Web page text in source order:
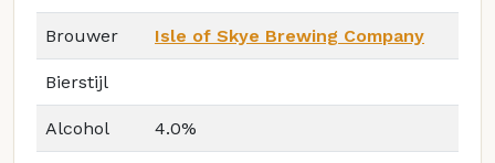
Brouwer Isle of Skye Brewing Company
Bierstijl
Alcohol 4.0%